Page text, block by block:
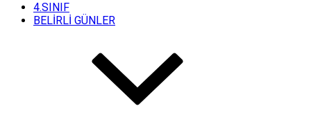
4.SINIF
BELİRLİ GÜNLER